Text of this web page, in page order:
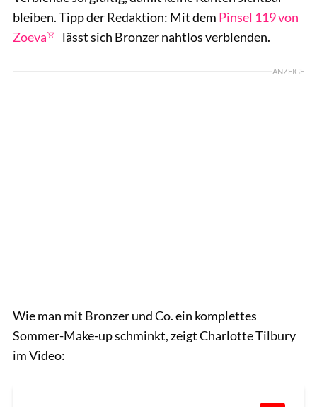
bleiben. Tipp der Redaktion: Mit dem Pinsel 119 von
Zoeva
lässt sich Bronzer nahtlos verblenden.
ANZEIGE
Wie man mit Bronzer und Co. ein komplettes
Sommer-Make-up schminkt, zeigt Charlotte Tilbury
im Video: